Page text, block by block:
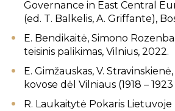
Governance in East Central
(ed. T. Balkelis, A. Griffante),
E. Bendikaitė, Simono
teisinis palikimas, Vilnius, 2022.
E. Gimžauskas, V.
kovose dėl Vilniaus (1918 –
R. Laukaitytė Pokaris